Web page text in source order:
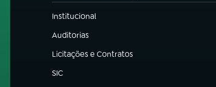
Institucional
(abre em nova aba)
Auditorias
(abre em nova aba)
Licitações e Contratos
(abre em nova aba)
SIC
(abre em nova aba)